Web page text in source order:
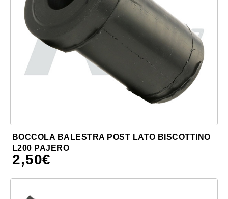
BOCCOLA BALESTRA POST LATO BISCOTTINO
L200 PAJERO
2,50€